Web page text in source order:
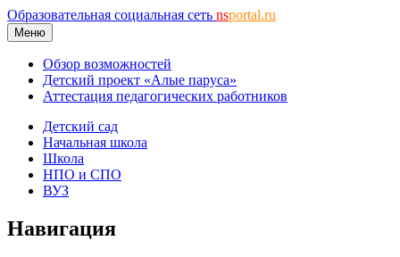
Образовательная социальная сеть nsportal.ru
Меню
Обзор возможностей
Детский проект «Алые паруса»
Аттестация педагогических работников
Детский сад
Начальная школа
Школа
НПО и СПО
ВУЗ
Навигация